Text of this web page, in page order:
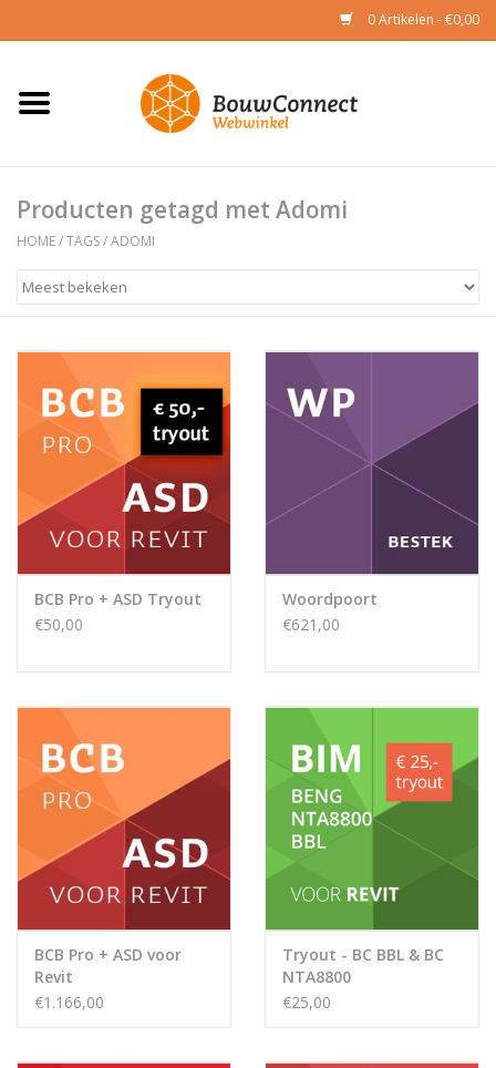
0 Artikelen - €0,00
Home
Toetsing
Academy
Producten getagd met Adomi
HOME/TAGS/ADOMI
BCB Pro + ASD Tryout
€50,00
Woordpoort
€621,00
BCB Pro + ASD voor
Revit
€1.166,00
Tryout - BC BBL & BC
NTA8800
€25,00